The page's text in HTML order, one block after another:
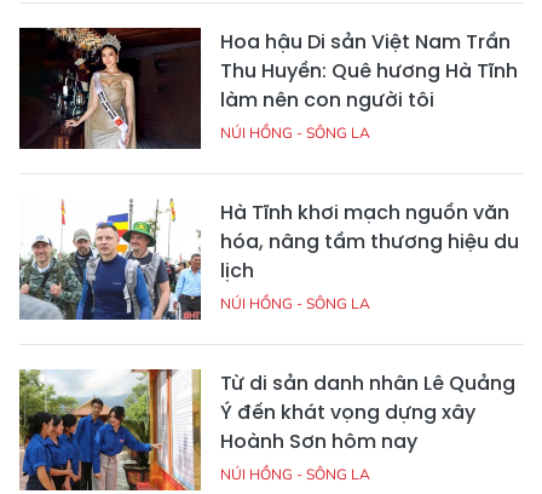
Hoa hậu Di sản Việt Nam Trần
Thu Huyền: Quê hương Hà Tĩnh
làm nên con người tôi
NÚI HỒNG - SÔNG LA
Hà Tĩnh khơi mạch nguồn văn
hóa, nâng tầm thương hiệu du
lịch
NÚI HỒNG - SÔNG LA
Từ di sản danh nhân Lê Quảng
Ý đến khát vọng dựng xây
Hoành Sơn hôm nay
NÚI HỒNG - SÔNG LA